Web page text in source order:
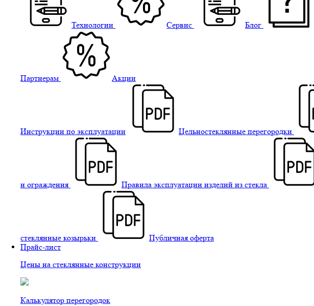
Технологии Сервис Блог
Партнерам Акции
Инструкции по эксплуатации Цельностеклянные перегородки
и ограждения Правила эксплуатации изделий из стекла
стеклянные козырьки
Публичная оферта
Прайс-лист
Цены на стеклянные конструкции
Калькулятор перегородок